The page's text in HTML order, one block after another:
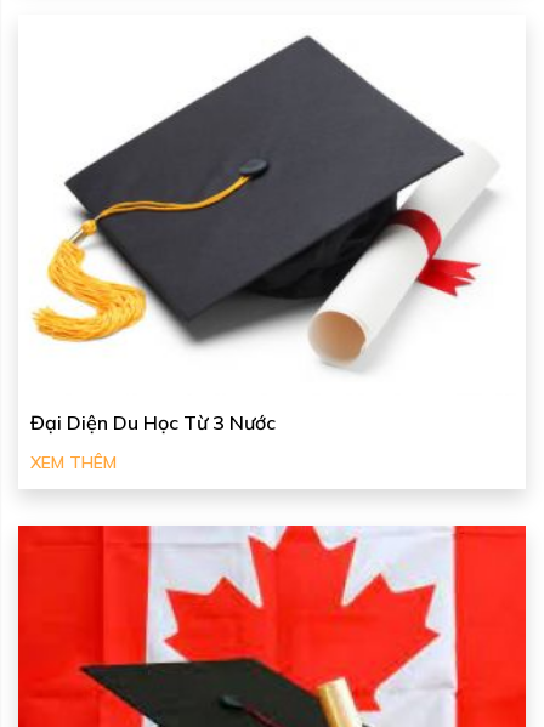
Đại Diện Du Học Từ 3 Nước
XEM THÊM